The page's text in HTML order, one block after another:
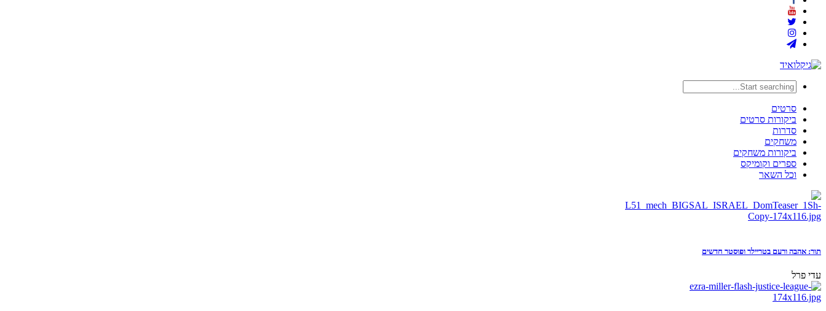
סרטים
ביקורות סרטים
סדרות
משחקים
ביקורות משחקים
ספרים וקומיקס
וכל השאר
תור: אהבה ורעם בטריילר ופוסטר חדשים
עדי פרל